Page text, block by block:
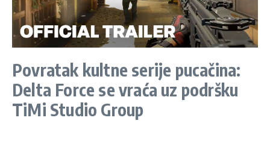
Povratak kultne serije pucačina:
Delta Force se vraća uz podršku
TiMi Studio Group